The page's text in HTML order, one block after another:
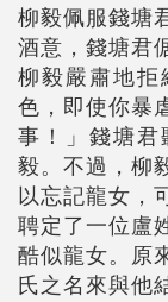
柳毅佩服錢塘
酒意，錢塘君
柳毅嚴肅地拒
色，即使你暴
事！」錢塘君
毅。不過，柳
以忘記龍女，
聘定了一位盧
酷似龍女。原
氏之名來與他